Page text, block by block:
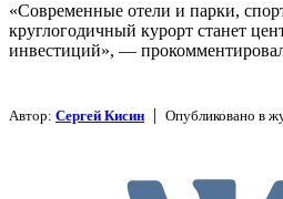
«Современные отели и парки,
круглогодичный курорт станет
инвестиций», — прокомментировал
Автор: Сергей Кисин | Опубликовано в